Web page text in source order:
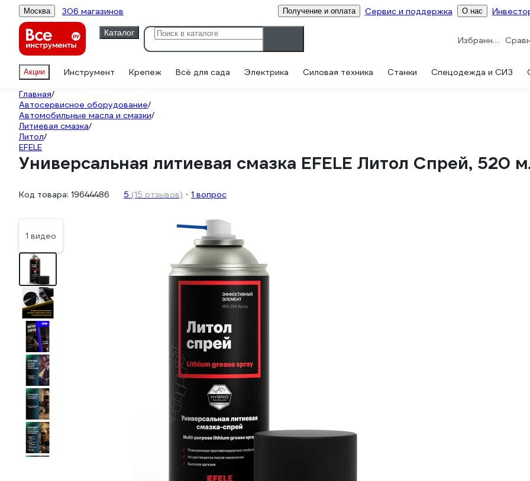
Москва 306 магазинов Получение и оплата Сервис и поддержка О нас
Каталог
Избранное
Акции Инструмент Крепеж Всё для сада Электрика Силовая техника Станки Спецодежда и СИЗ
Главная/
Автосервисное оборудование/
Автомобильные масла и смазки/
Литиевая смазка/
Литол/
EFELE
Универсальная литиевая смазка EFELE Литол Спрей, 520
Код товара: 19644486 5 (15 отзывов) 1 вопрос
1 видео